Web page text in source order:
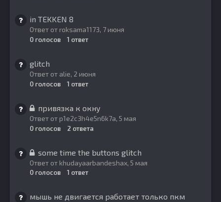
in TEKKEN 8
Ответ от roksama1173, 7 июня
0 голосов 1 ответ
glitch
Ответ от alie, 2 июня
0 голосов 1 ответ
привязка к окну
Ответ от p1e2c3h4e5n6k7a, 5 мая
0 голосов 2 ответа
some time the buttons glitch
Ответ от khudayaarbandeshax, 5 мая
0 голосов 1 ответ
мышь не двигается работает только пкм